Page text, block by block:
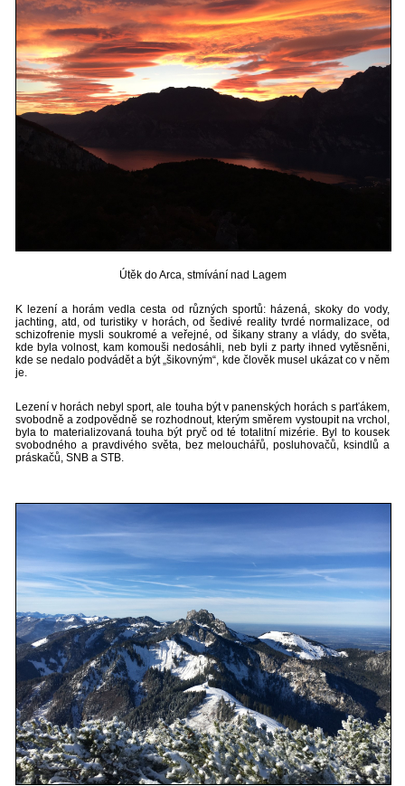
Útěk do Arca, stmívání nad Lagem
K lezení a horám vedla cesta od různých sportů: házená, skoky do vody,
jachting, atd, od turistiky v horách, od šedivé reality tvrdé normalizace, od
schizofrenie mysli soukromé a veřejné, od šikany strany a vlády, do světa,
kde byla volnost, kam komouši nedosáhli, neb byli z party ihned vytěsněni,
kde se nedalo podvádět a být „šikovným“, kde člověk musel ukázat co v něm
je.
Lezení v horách nebyl sport, ale touha být v panenských horách s parťákem,
svobodně a zodpovědně se rozhodnout, kterým směrem vystoupit na vrchol,
byla to materializovaná touha být pryč od té totalitní mizérie. Byl to kousek
svobodného a pravdivého světa, bez melouchářů, posluhovačů, ksindlů a
práskačů, SNB a STB.